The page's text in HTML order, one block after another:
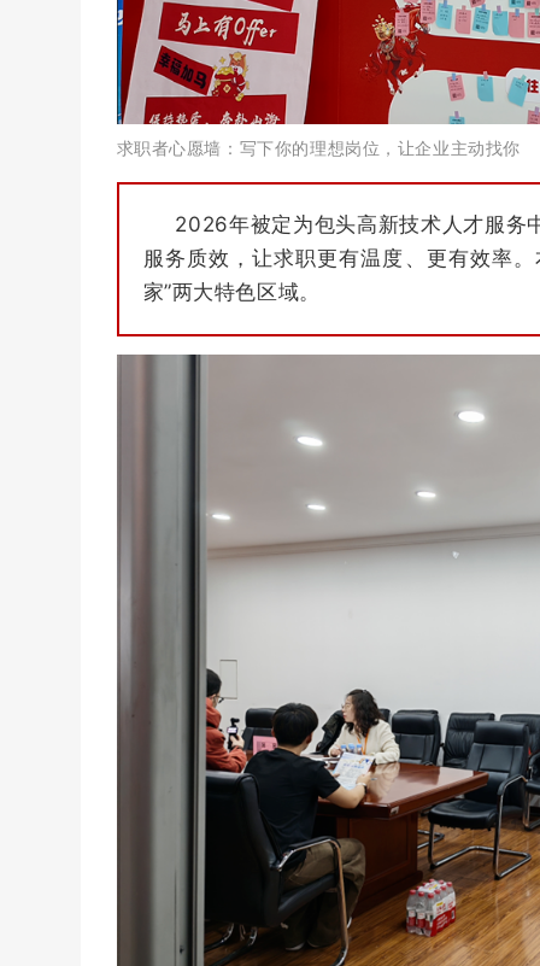
求职者心愿墙：写下你的理想岗位，让企业主动找你
2026年被定为包头高新技术人才服务
服务质效，让求职更有温度、更有效率
家”两大特色区域。